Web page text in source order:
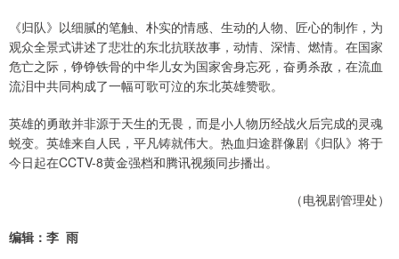
《归队》以细腻的笔触、朴实的情感、生动的人物、匠心的制作，为
观众全景式讲述了悲壮的东北抗联故事，动情、深情、燃情。在国家
危亡之际，铮铮铁骨的中华儿女为国家舍身忘死，奋勇杀敌，在流血
流泪中共同构成了一幅可歌可泣的东北英雄赞歌。
英雄的勇敢并非源于天生的无畏，而是小人物历经战火后完成的灵魂
蜕变。英雄来自人民，平凡铸就伟大。热血归途群像剧《归队》将于
今日起在CCTV-8黄金强档和腾讯视频同步播出。
（电视剧管理处）
编辑：李 雨